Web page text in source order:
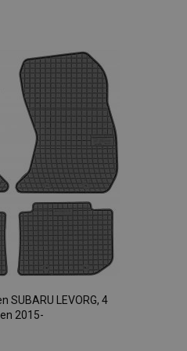
aan
verlanglijst
SUBARU LEVORG, 4
2015-